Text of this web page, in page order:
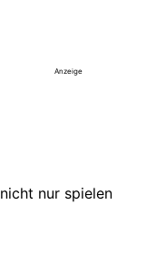
Anzeige
nur spielen